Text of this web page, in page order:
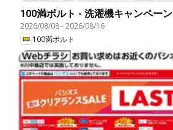
100満ボルト - 洗濯機キャンペーン
2026/08/08-2026/08/16
100満ボルト